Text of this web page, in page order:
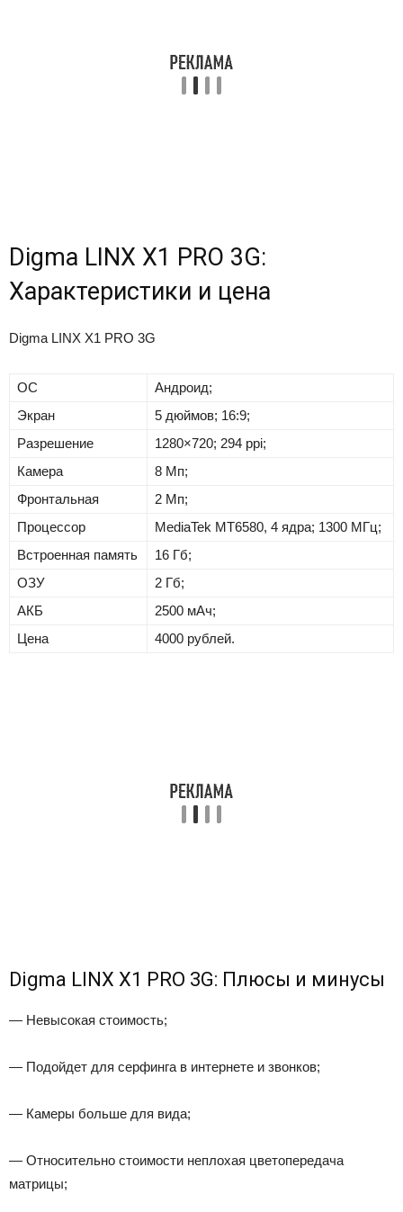
Digma LINX X1 PRO 3G:
Характеристики и цена
Digma LINX X1 PRO 3G
ОС
Андроид;
Экран
5 дюймов; 16:9;
Разрешение
1280×720; 294 ppi;
Камера
8 Мп;
Фронтальная
2 Мп;
Процессор
MediaTek MT6580, 4 ядра; 1300 МГц;
Встроенная память
16 Гб;
ОЗУ
2 Гб;
АКБ
2500 мАч;
Цена
4000 рублей.
Digma LINX X1 PRO 3G: Плюсы и минусы
— Невысокая стоимость;
— Подойдет для серфинга в интернете и звонков;
— Камеры больше для вида;
— Относительно стоимости неплохая цветопередача
матрицы;